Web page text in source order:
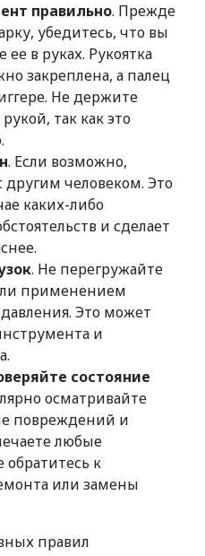
правильно. Прежде
убедитесь, что вы
в руках. Рукоятка
закреплена, а палец
Не держите
так как это
. Если возможно,
другим человеком. Это
каких-либо
и сделает
. Не перегружайте
применением
Это может
и
состояние
осматривайте
повреждений и
любые
к
или замены
правил